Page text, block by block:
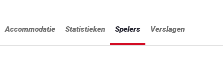
Accommodatie Statistieken Spelers Verslagen